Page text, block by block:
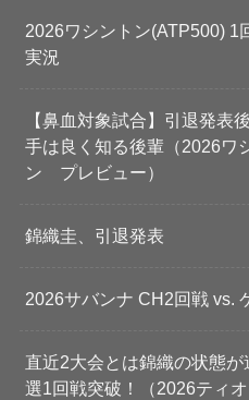
2026ワシントン(ATP500)
実況
【鼻血対象試合】引退発表
手は良く知る後輩（2026
ン プレビュー）
錦織圭、引退発表
2026サバンナ CH2回戦 vs.
直近2大会とは錦織の状態
選1回戦突破！（2026ティ